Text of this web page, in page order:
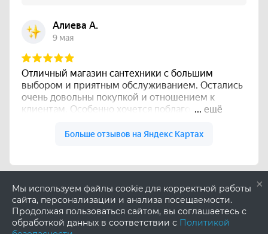
×
Мы используем файлы cookie для корректной работы
сайта, персонализации и анализа посещаемости.
Продолжая пользоваться сайтом, вы соглашаетесь с
обработкой данных в соответствии с Политикой